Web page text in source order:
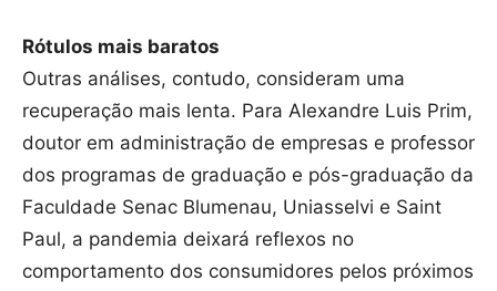
Rótulos mais baratos
Outras análises, contudo, consideram uma
recuperação mais lenta. Para Alexandre Luis Prim,
doutor em administração de empresas e professor
dos programas de graduação e pós-graduação da
Faculdade Senac Blumenau, Uniasselvi e Saint
Paul, a pandemia deixará reflexos no
comportamento dos consumidores pelos próximos